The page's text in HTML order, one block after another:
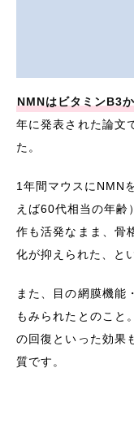
NMNはビタミンB3
年に発表された論文
た。
1年間マウスにNMN
えば60代相当の年齢
作も活発なまま、骨
化が抑えられた、と
また、目の網膜機能
もみられたとのこと
の回復といった効果
質です。